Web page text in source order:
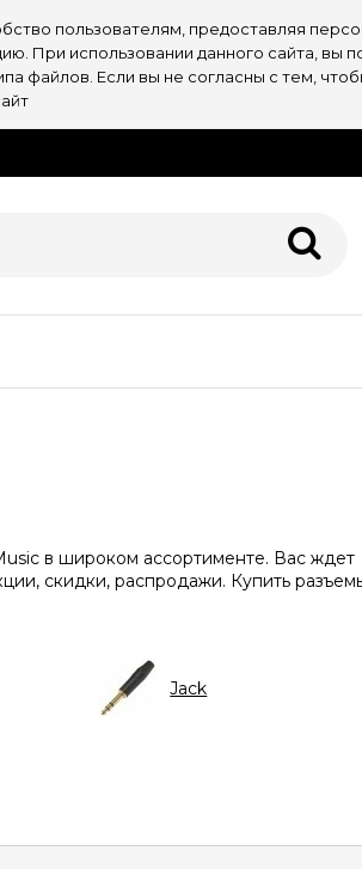
пользователям, предоставляя
При использовании данного сайта, вы
файлов. Если вы не согласны с тем,
в широком ассортименте. Вас ждет
скидки, распродажи. Купить
Jack